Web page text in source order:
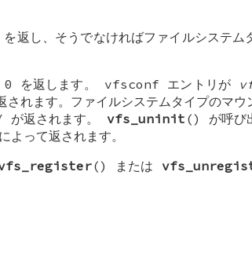
返し、そうでなければファイルシステム
を返します。 vfsconf エントリが
されます。ファイルシステムタイプのマ
が返されます。 vfs_uninit () が呼び
って返されます。
() または